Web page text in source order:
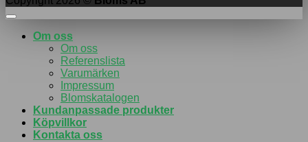
Om oss
Om oss
Referenslista
Varumärken
Impressum
Blomskatalogen
Kundanpassade produkter
Köpvillkor
Kontakta oss